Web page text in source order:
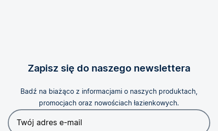
Zapisz się do naszego newslettera
Badź na biażąco z informacjami o naszych produktach,
promocjach oraz nowościach łazienkowych.